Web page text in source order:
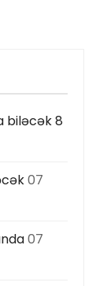
biləcək 8
07
07